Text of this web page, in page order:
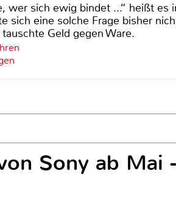
wer sich ewig bindet ...“ heißt es
sich eine solche Frage bisher
Geld gegen Ware.
Sony ab